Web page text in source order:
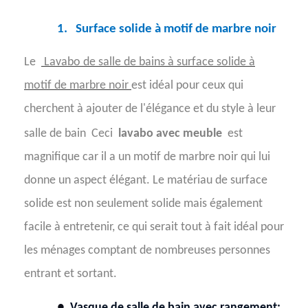
1. Surface solide à motif de marbre noir
Le
Lavabo de salle de bains à surface solide à
motif de marbre noir est idéal pour ceux qui
cherchent à ajouter de l'élégance et du style à leur
salle de bain Ceci lavabo avec meuble est
magnifique car il a un motif de marbre noir qui lui
donne un aspect élégant. Le matériau de surface
solide est non seulement solide mais également
facile à entretenir, ce qui serait tout à fait idéal pour
les ménages comptant de nombreuses personnes
entrant et sortant.